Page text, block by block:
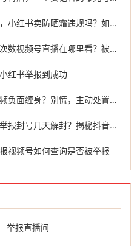
卖防晒霜违规吗？如何有效举报？
直播在哪里看？被举报次数的真相
红书举报到成功
缠身？别慌，主动处置才是正解
？揭秘抖音平台的处罚机制及处理过程。
视频号如何查询是否被举报
举报直播间